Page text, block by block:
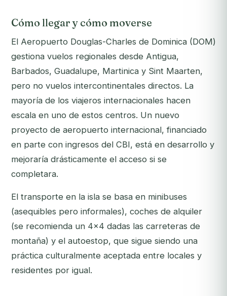
Cómo llegar y cómo moverse
El Aeropuerto Douglas-Charles de Dominica (DOM)
gestiona vuelos regionales desde Antigua,
Barbados, Guadalupe, Martinica y Sint Maarten,
pero no vuelos intercontinentales directos. La
mayoría de los viajeros internacionales hacen
escala en uno de estos centros. Un nuevo
proyecto de aeropuerto internacional, financiado
en parte con ingresos del CBI, está en desarrollo y
mejoraría drásticamente el acceso si se
completara.
El transporte en la isla se basa en minibuses
(asequibles pero informales), coches de alquiler
(se recomienda un 4x4 dadas las carreteras de
montaña) y el autoestop, que sigue siendo una
práctica culturalmente aceptada entre locales y
residentes por igual.